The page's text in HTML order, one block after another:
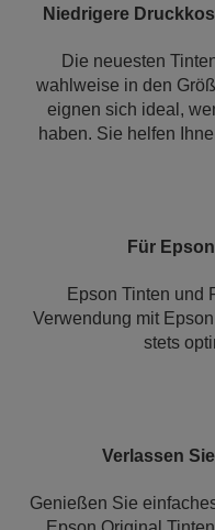
Niedrigere
Die neuesten
wahlweise in den
eignen sich ideal,
haben. Sie helfen
Für
Epson Tinten und
Verwendung mit
stets
Verlassen
Genießen Sie